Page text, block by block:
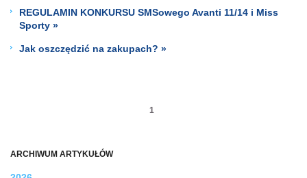
ARCHIWUM ARTYKUŁÓW
REGULAMIN KONKURSU SMSowego Avanti 11/14 i Miss
Sporty »
Jak oszczędzić na zakupach? »
1